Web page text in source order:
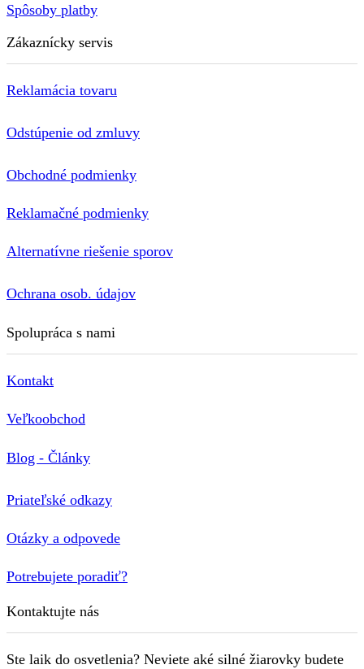
Spôsoby platby
Zákaznícky servis
Reklamácia tovaru
Odstúpenie od zmluvy
Obchodné podmienky
Reklamačné podmienky
Alternatívne riešenie sporov
Ochrana osob. údajov
Spolupráca s nami
Kontakt
Veľkoobchod
Blog - Články
Priateľské odkazy
Otázky a odpovede
Potrebujete poradiť?
Kontaktujte nás
Ste laik do osvetlenia? Neviete aké silné žiarovky budete